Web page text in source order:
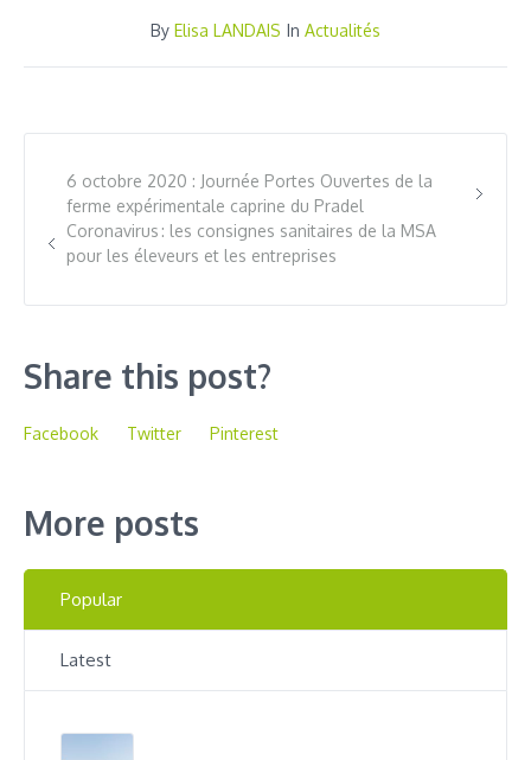
By Elisa LANDAIS In Actualités
6 octobre 2020 : Journée Portes Ouvertes de la
ferme expérimentale caprine du Pradel
Coronavirus : les consignes sanitaires de la MSA
pour les éleveurs et les entreprises
Share this post?
Facebook Twitter Pinterest
More posts
Popular
Latest